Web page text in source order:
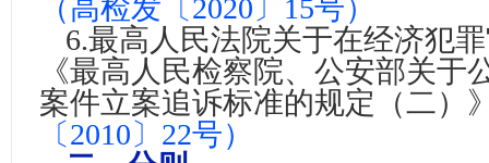
（高检发〔2020〕15号）
6.最高人民法院关于在经济犯
《最高人民检察院、公安部关于
案件立案追诉标准的规定（二）
〔2010〕22号）